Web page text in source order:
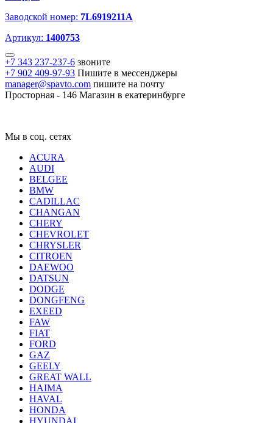
Заводской номер: 7L6919211A
Артикул: 1400753
+7 343 237-237-6 звоните
+7 902 409-97-93 Пишите в мессенджеры
manager@spavto.com пишите на почту
Просторная - 146 Магазин в екатеринбурге
Мы в соц. сетях
ACURA
AUDI
BELGEE
BMW
CADILLAC
CHANGAN
CHERY
CHEVROLET
CHRYSLER
CITROEN
DAEWOO
DATSUN
DODGE
DONGFENG
EXEED
FAW
FIAT
FORD
GAZ
GEELY
GREAT WALL
HAIMA
HAVAL
HONDA